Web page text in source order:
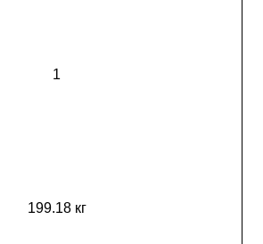
1
199.18 кг